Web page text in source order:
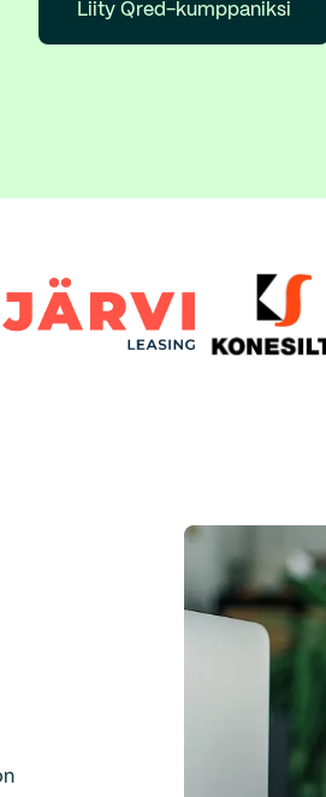
Liity Qred-kumppaniksi